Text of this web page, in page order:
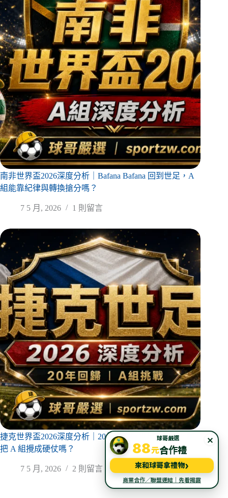
南非世界盃2026深度分析｜Bafana Bafana 回到世足，A
組能靠紀律與轉換搶分嗎？
7 5 月, 2026 1 則留言
捷克世界盃2026深度分析｜20年後重返世足，Schick 能
把 A 組攪成硬仗嗎？
7 5 月, 2026 2 則留言
×
球哥嚴選
88元合作禮
來和球哥拿禮物›
商業合作／聯盟連結｜先看揭露